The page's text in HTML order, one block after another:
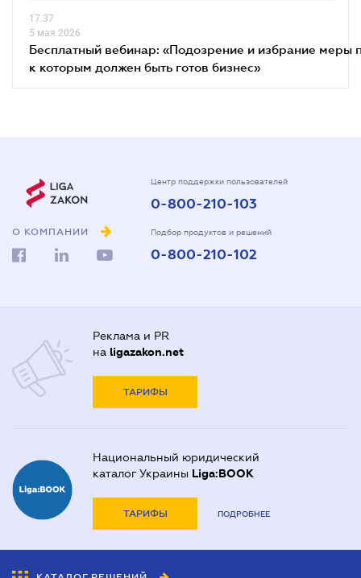
17.37
5 мая 2026
Бесплатный вебинар: «Подозрение и избрание меры
к которым должен быть готов бизнес»
О КОМПАНИИ
Центр поддержки пользователей
0-800-210-103
Подбор продуктов и решений
0-800-210-102
Реклама и PR
на ligazakon.net
ТАРИФЫ
Национальный юридический
каталог Украины Liga:BOOK
ТАРИФЫ ПОДРОБНЕЕ